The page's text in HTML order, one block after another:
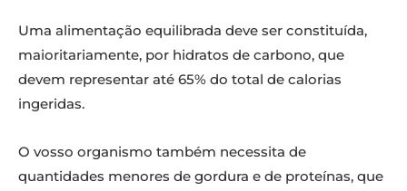
Uma alimentação equilibrada deve ser constituída,
maioritariamente, por hidratos de carbono, que
devem representar até 65% do total de calorias
ingeridas.
O vosso organismo também necessita de
quantidades menores de gordura e de proteínas, que